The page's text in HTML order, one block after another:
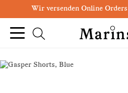
Wir versenden Online